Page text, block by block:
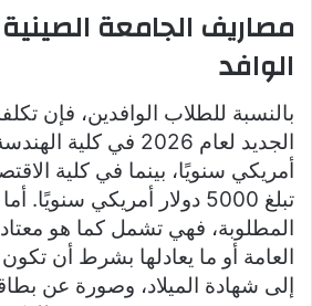
مصاريف الجامعة
الوافد
بالنسبة للطلاب الوافدين، فإن
أمريكي سنويًا، بينما في كلية
تبلغ 5000 دولار أمريكي
المطلوبة، فهي تشمل كما هو معتاد
العامة أو ما يعادلها بشرط أن تكون
إلى شهادة الميلاد، وصورة عن